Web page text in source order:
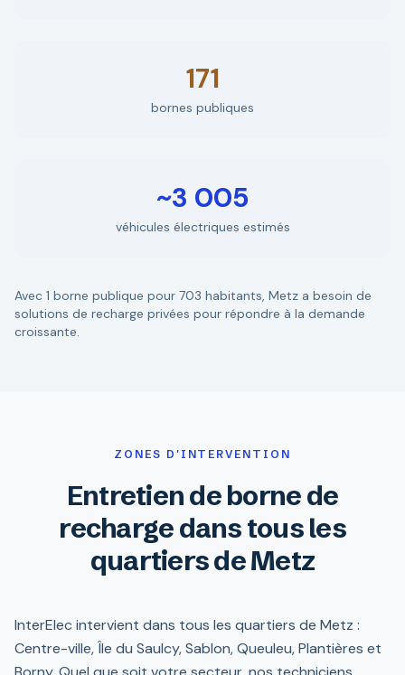
171
bornes publiques
~3 005
véhicules électriques estimés
Avec 1 borne publique pour 703 habitants, Metz a besoin de
solutions de recharge privées pour répondre à la demande
croissante.
ZONES D'INTERVENTION
Entretien de borne de
recharge dans tous les
quartiers de Metz
InterElec intervient dans tous les quartiers de Metz :
Centre-ville, Île du Saulcy, Sablon, Queuleu, Plantières et